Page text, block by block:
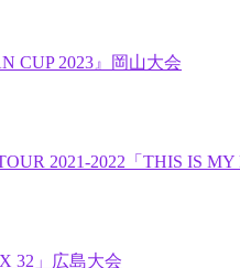
CUP 2023』岡山大会
2021-2022「THIS IS
32」広島大会